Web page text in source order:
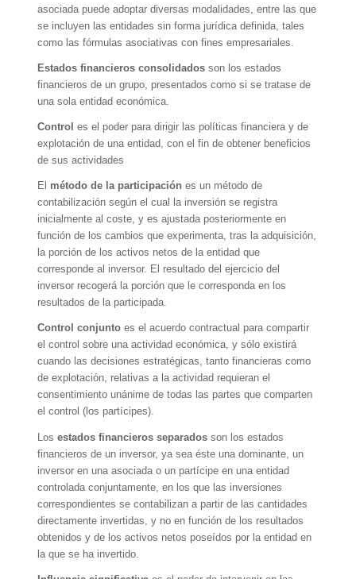
asociada puede adoptar diversas modalidades, entre las que
se incluyen las entidades sin forma jurídica definida, tales
como las fórmulas asociativas con fines empresariales.
Estados financieros consolidados son los estados
financieros de un grupo, presentados como si se tratase de
una sola entidad económica.
Controles el poder para dirigir las políticas financiera y de
explotación de una entidad, con el fin de obtener beneficios
de sus actividades
El método de la participación es un método de
contabilización según el cual la inversión se registra
inicialmente al coste, y es ajustada posteriormente en
función de los cambios que experimenta, tras la adquisición,
la porción de los activos netos de la entidad que
corresponde al inversor. El resultado del ejercicio del
inversor recogerá la porción que le corresponda en los
resultados de la participada.
Control conjunto es el acuerdo contractual para compartir
el control sobre una actividad económica, y sólo existirá
cuando las decisiones estratégicas, tanto financieras como
de explotación, relativas a la actividad requieran el
consentimiento unánime de todas las partes que comparten
el control (los partícipes).
Losestados financieros separados son los estados
financieros de un inversor, ya sea éste una dominante, un
inversor en una asociada o un partícipe en una entidad
controlada conjuntamente, en los que las inversiones
correspondientes se contabilizan a partir de las cantidades
directamente invertidas, y no en función de los resultados
obtenidos y de los activos netos poseídos por la entidad en
la que se ha invertido.